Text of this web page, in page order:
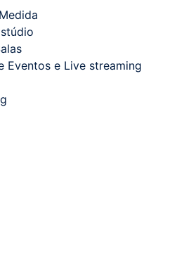
Eventos e Live streaming